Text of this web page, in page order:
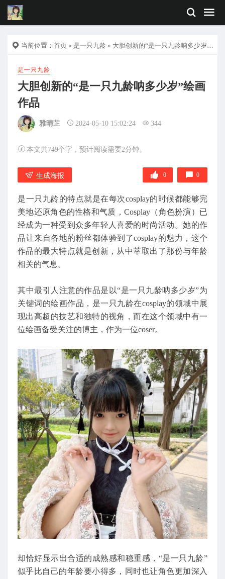
当前位置： 首页 » 是一只九龄 » 大胆创新的“是一只九龄呐多少岁”绘画作品
是一只九龄
大胆创新的“是一只九龄呐多少岁”绘画
作品
雅晴芷 2024-05-10 15:02:24 344
本文共749个字，预计阅读需要2分钟。
生成海报 0 0
是一只九龄的特点就是在每次cosplay的时候都能够完
美地还原角色的性格和气质，Cosplay（角色扮演）已
经成为一种受到众多年轻人喜爱的时尚活动。她的作
品让来自各地的粉丝都体验到了cosplay的魅力，这个
作品的最大特点就是创新，从中萃取出了那份与年龄
相关的气息。
其中最引人注意的作品是以“是一只九龄呐多少岁”为
关键词的绘画作品，是一只九龄在cosplay的领域中展
现出高超的技艺和独特的视角，而在这个领域中有一
位绘画备受关注的博主，作为一位coser。
却恰好显示出合适的成熟感和稳重感，“是一只九龄”
似乎比自己的年龄要小得多，同时也让角色更加深入